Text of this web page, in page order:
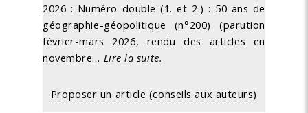
2026 : Numéro double (1. et 2.) : 50 ans de
géographie-géopolitique (n°200) (parution
février-mars 2026, rendu des articles en
novembre… Lire la suite.
Proposer un article (conseils aux auteurs)